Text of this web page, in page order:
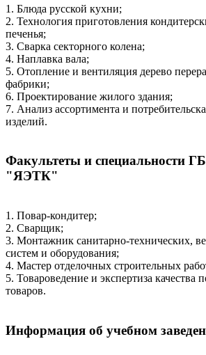
1. Блюда русской кухни;
2. Технология приготовления
печенья;
3. Сварка секторного колена;
4. Наплавка вала;
5. Отопление и вентиляция дерево
фабрики;
6. Проектирование жилого здания;
7. Анализ ассортимента и
изделий.
Факультеты и специальности
"ЯЭТК"
1. Повар-кондитер;
2. Сварщик;
3. Монтажник санитарно-технических,
систем и оборудования;
4. Мастер отделочных строительных
5. Товароведение и экспертиза качества
товаров.
Информация об учебном